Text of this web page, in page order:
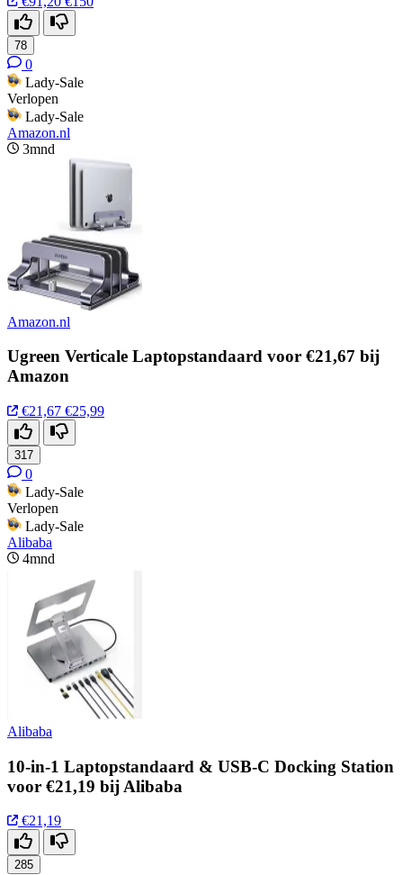
78
0
Lady-Sale
Verlopen
Lady-Sale
Amazon.nl
3mnd
Amazon.nl
Ugreen Verticale Laptopstandaard voor €21,67 bij
Amazon
€21,67 €25,99
317
0
Lady-Sale
Verlopen
Lady-Sale
Alibaba
4mnd
Alibaba
10-in-1 Laptopstandaard & USB-C Docking Station
voor €21,19 bij Alibaba
€21,19
285